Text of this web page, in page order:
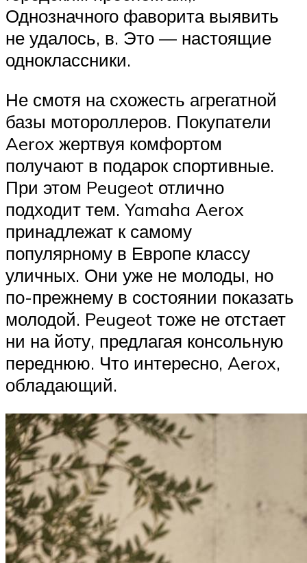
Однозначного фаворита выявить
не удалось, в. Это — настоящие
одноклассники.
Не смотя на схожесть агрегатной
базы мотороллеров. Покупатели
Aerox жертвуя комфортом
получают в подарок спортивные.
При этом Peugeot отлично
подходит тем. Yamaha Aerox
принадлежат к самому
популярному в Европе классу
уличных. Они уже не молоды, но
по-прежнему в состоянии показать
молодой. Peugeot тоже не отстает
ни на йоту, предлагая консольную
переднюю. Что интересно, Aerox,
обладающий.